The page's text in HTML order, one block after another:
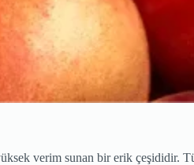
verim sunan bir erik çeşididir.